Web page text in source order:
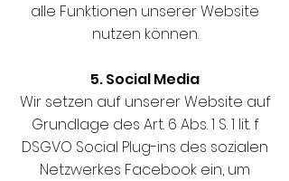
alle Funktionen unserer Website
nutzen können.
5. Social Media
Wir setzen auf unserer Website auf
Grundlage des Art. 6 Abs. 1 S. 1 lit. f
DSGVO Social Plug-ins des sozialen
Netzwerkes Facebook ein, um